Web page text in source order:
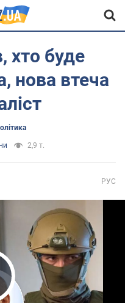
хто буде
нова втеча
2,9 т.
РУС